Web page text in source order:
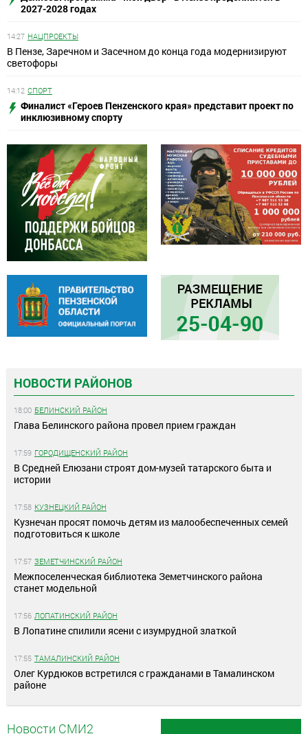
2027-2028 годах
14:27 НАЦПРОЕКТЫ
В Пензе, Заречном и Засечном до конца года модернизируют
светофоры
14:12 СПОРТ
Финалист «Героев Пенzенского края» представит проект по
инклюзивному спорту
НОВОСТИ РАЙОНОВ
18:00 БЕЛИНСКИЙ РАЙОН
Глава Белинского района провел прием граждан
17:59 ГОРОДИЩЕНСКИЙ РАЙОН
В Средней Елюзани строят дом-музей татарского быта и
истории
17:58 КУЗНЕЦКИЙ РАЙОН
Кузнечан просят помочь детям из малообеспеченных семей
подготовиться к школе
17:57 ЗЕМЕТЧИНСКИЙ РАЙОН
Межпоселенческая библиотека Земетчинского района
станет модельной
17:56 ЛОПАТИНСКИЙ РАЙОН
В Лопатине спилили ясени с изумрудной златкой
17:55 ТАМАЛИНСКИЙ РАЙОН
Олег Курдюков встретился с гражданами в Тамалинском
районе
Новости СМИ2